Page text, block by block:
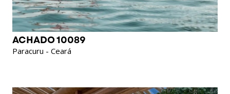
ACHADO 10089
Paracuru - Ceará